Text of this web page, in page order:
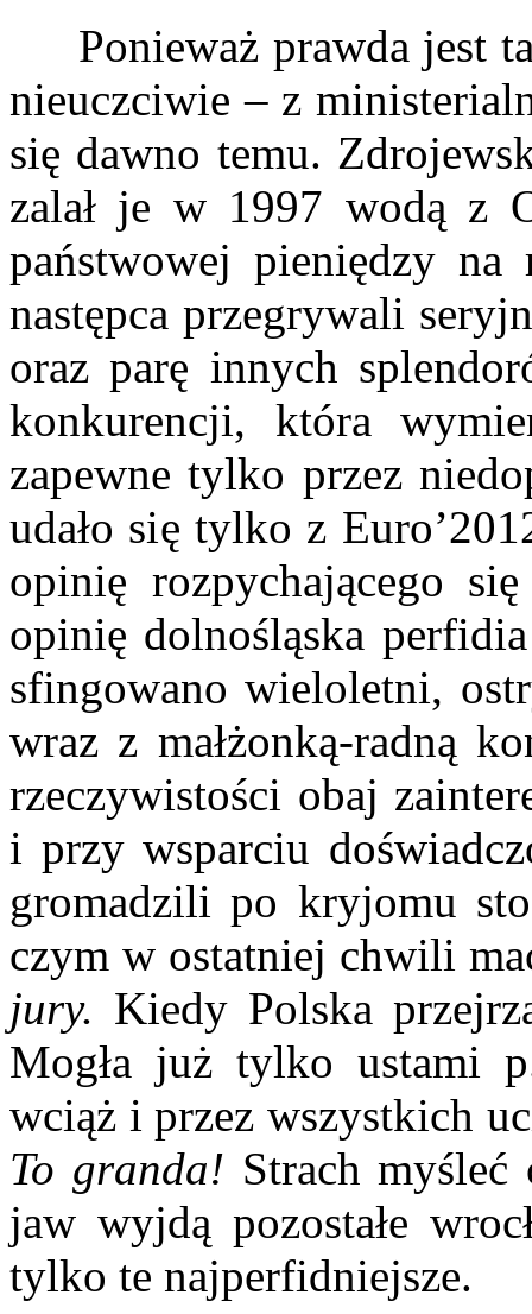
Ponieważ prawda jest
nieuczciwie – z
się dawno temu.
zalał je w 1997 wodą z
państwowej pieniędzy
następca przegrywali
oraz parę innych
konkurencji, która
zapewne tylko przez
udało się tylko z
opinię rozpychającego
opinię dolnośląska
sfingowano wieloletni,
wraz z małżonką-radną
rzeczywistości obaj
i przy wsparciu
gromadzili po kryjomu
czym w ostatniej chwili
jury. Kiedy Polska
Mogła już tylko ustami
wciąż i przez wszystkich
To granda! Strach myśleć
jaw wyjdą pozostałe
tylko te najperfidniejsze.